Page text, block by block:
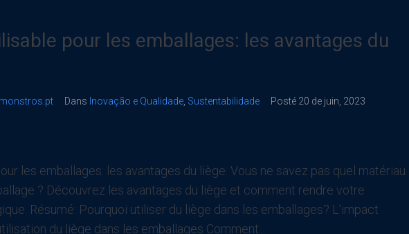
pour les emballages: les avantages du
Dans Inovação e Qualidade Sustentabilidade Posté 20 de juin, 2023
les emballages: les avantages du liège. Vous ne savez pas quel matériau
? Découvrez les avantages du liège et comment rendre votre
Résumé: Pourquoi utiliser du liège dans les emballages? L’impact
du liège dans les emballages Comment...